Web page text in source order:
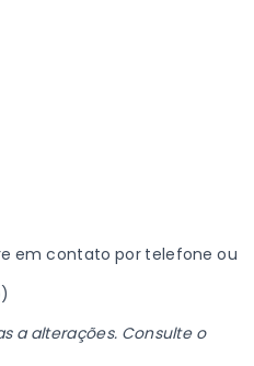
em contato por telefone ou
a alterações. Consulte o